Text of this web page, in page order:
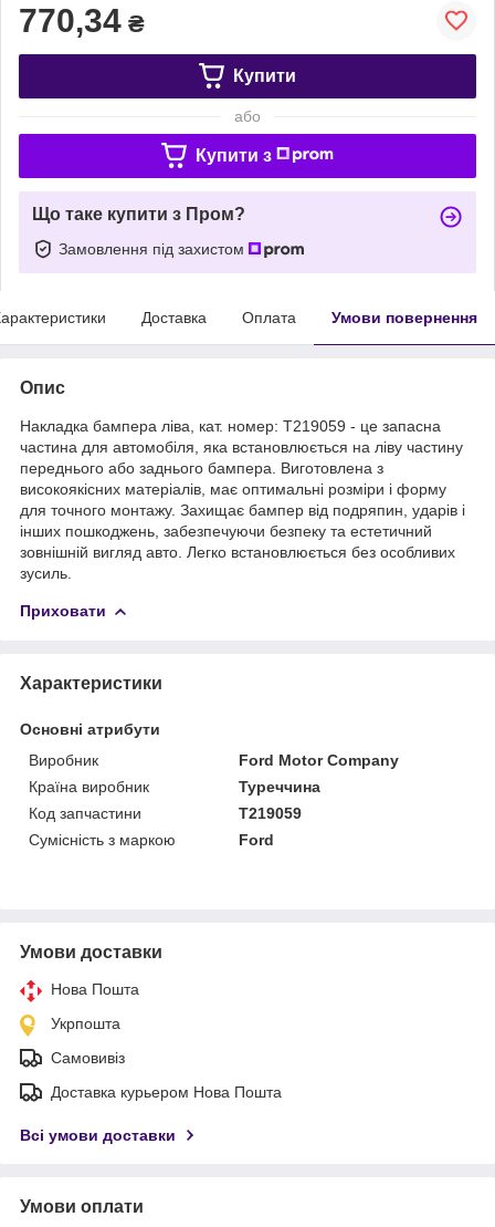
770,34 ₴
Купити
або
Купити з
Що таке купити з Пром?
Замовлення під захистом
Доставка Оплата Умови повернення
Опис
Накладка бампера ліва, кат. номер: T219059 - це запасна
частина для автомобіля, яка встановлюється на ліву частину
переднього або заднього бампера. Виготовлена з
високоякісних матеріалів, має оптимальні розміри і форму
для точного монтажу. Захищає бампер від подряпин, ударів і
інших пошкоджень, забезпечуючи безпеку та естетичний
зовнішній вигляд авто. Легко встановлюється без особливих
зусиль.
Приховати
Характеристики
Основні атрибути
Виробник
Ford Motor Company
Країна виробник
Туреччина
Код запчастини
T219059
Сумісність з маркою
Ford
Умови доставки
Нова Пошта
Укрпошта
Самовивіз
Доставка курьером Нова Пошта
Всі умови доставки
Умови оплати